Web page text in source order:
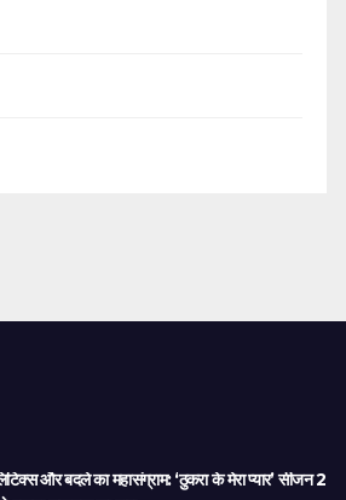
और बदले का महासंग्राम: ‘ठुकरा के मेरा प्यार’ सीजन 2